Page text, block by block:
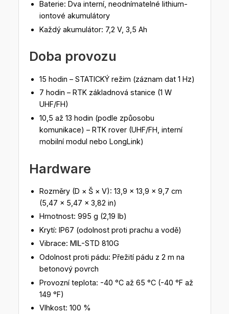
Baterie: Dva interní, neodnímatelné lithium-
iontové akumulátory
Každý akumulátor: 7,2 V, 3,5 Ah
Doba provozu
15 hodin – STATICKÝ režim (záznam dat 1 Hz)
7 hodin – RTK základnová stanice (1 W
UHF/FH)
10,5 až 13 hodin (podle způosobu
komunikace) – RTK rover (UHF/FH, interní
mobilní modul nebo LongLink)
Hardware
Rozměry (D × Š × V): 13,9 × 13,9 × 9,7 cm
(5,47 × 5,47 × 3,82 in)
Hmotnost: 995 g (2,19 lb)
Krytí: IP67 (odolnost proti prachu a vodě)
Vibrace: MIL-STD 810G
Odolnost proti pádu: Přežití pádu z 2 m na
betonový povrch
Provozní teplota: -40 °C až 65 °C (-40 °F až
149 °F)
Vlhkost: 100 %